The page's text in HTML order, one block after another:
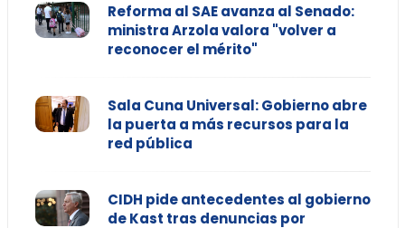
Reforma al SAE avanza al Senado:
ministra Arzola valora "volver a
reconocer el mérito"
Sala Cuna Universal: Gobierno abre
la puerta a más recursos para la
red pública
CIDH pide antecedentes al gobierno
de Kast tras denuncias por